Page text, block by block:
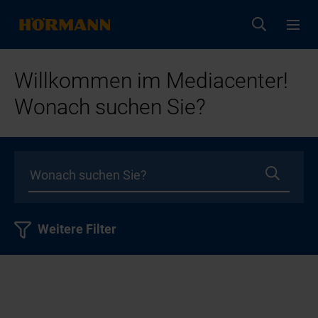
Willkommen im Mediacenter!
Wonach suchen Sie?
Weitere Filter